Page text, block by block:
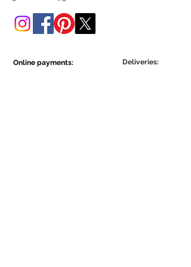
Poderá adquiri-lo também
nesta loja online.
Online payments: Deliveries: